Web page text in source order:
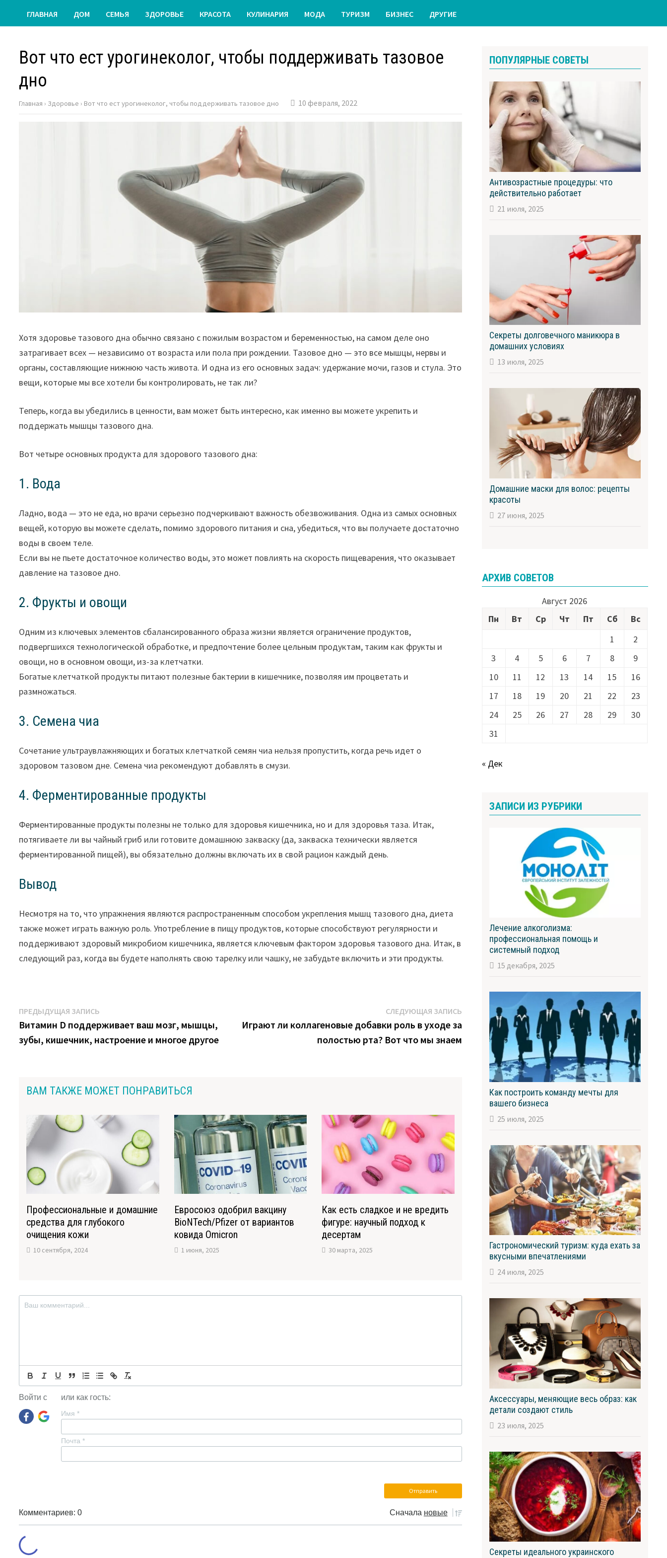
ГЛАВНАЯ ДОМ СЕМЬЯ ЗДОРОВЬЕ КРАСОТА КУЛИНАРИЯ МОДА ТУРИЗМ БИЗНЕС ДРУГИЕ
Вот что ест урогинеколог, чтобы поддерживать тазовое
дно
Главная › Здоровье › Вот что ест урогинеколог, чтобы поддерживать тазовое дно 10 февраля, 2022
Хотя здоровье тазового дна обычно связано с пожилым возрастом и беременностью, на самом деле оно
затрагивает всех — независимо от возраста или пола при рождении. Тазовое дно — это все мышцы, нервы и
органы, составляющие нижнюю часть живота. И одна из его основных задач: удержание мочи, газов и стула. Это
вещи, которые мы все хотели бы контролировать, не так ли?
Теперь, когда вы убедились в ценности, вам может быть интересно, как именно вы можете укрепить и
поддержать мышцы тазового дна.
Вот четыре основных продукта для здорового тазового дна:
1. Вода
Ладно, вода — это не еда, но врачи серьезно подчеркивают важность обезвоживания. Одна из самых основных
вещей, которую вы можете сделать, помимо здорового питания и сна, убедиться, что вы получаете достаточно
воды в своем теле.
Если вы не пьете достаточное количество воды, это может повлиять на скорость пищеварения, что оказывает
давление на тазовое дно.
2. Фрукты и овощи
Одним из ключевых элементов сбалансированного образа жизни является ограничение продуктов,
подвергшихся технологической обработке, и предпочтение более цельным продуктам, таким как фрукты и
овощи, но в основном овощи, из-за клетчатки.
Богатые клетчаткой продукты питают полезные бактерии в кишечнике, позволяя им процветать и
размножаться.
3. Семена чиа
Сочетание ультраувлажняющих и богатых клетчаткой семян чиа нельзя пропустить, когда речь идет о
здоровом тазовом дне. Семена чиа рекомендуют добавлять в смузи.
4. Ферментированные продукты
Ферментированные продукты полезны не только для здоровья кишечника, но и для здоровья таза. Итак,
потягиваете ли вы чайный гриб или готовите домашнюю закваску (да, закваска технически является
ферментированной пищей), вы обязательно должны включать их в свой рацион каждый день.
Вывод
Несмотря на то, что упражнения являются распространенным способом укрепления мышц тазового дна, диета
также может играть важную роль. Употребление в пищу продуктов, которые способствуют регулярности и
поддерживают здоровый микробиом кишечника, является ключевым фактором здоровья тазового дна. Итак, в
следующий раз, когда вы будете наполнять свою тарелку или чашку, не забудьте включить и эти продукты.
Навигация
по
записям
ПРЕДЫДУЩАЯ ЗАПИСЬ
запись:
Витамин D поддерживает ваш мозг, мышцы,
зубы, кишечник, настроение и многое другое
СЛЕДУЮЩАЯ ЗАПИСЬСледующая
запись:
Играют ли коллагеновые добавки роль в уходе за
полостью рта? Вот что мы знаем
ВАМ ТАКЖЕ МОЖЕТ ПОНРАВИТЬСЯ
Профессиональные и домашние
средства для глубокого
очищения кожи
10 сентября, 2024
Евросоюз одобрил вакцину
BioNTech/Pfizer от вариантов
ковида Omicron
1 июня, 2025
Как есть сладкое и не вредить
фигуре: научный подход к
десертам
30 марта, 2025
Войти с или как гость:
Имя *
Почта *
Комментариев: 0 Сначала новые
ПОПУЛЯРНЫЕ СОВЕТЫ
Антивозрастные процедуры: что
действительно работает
21 июля, 2025
Секреты долговечного маникюра в
домашних условиях
13 июля, 2025
Домашние маски для волос: рецепты
красоты
27 июня, 2025
АРХИВ СОВЕТОВ
Август 2026
Пн
Вт Ср Чт Пт Сб
Вс
1
2
3
4 5 6 7 8
9
10
11 12 13 14 15
16
17
18 19 20 21 22
23
24
25 26 27 28 29
30
31
« Дек
ЗАПИСИ ИЗ РУБРИКИ
Лечение алкоголизма:
профессиональная помощь и
системный подход
15 декабря, 2025
Как построить команду мечты для
вашего бизнеса
25 июля, 2025
Гастрономический туризм: куда ехать за
вкусными впечатлениями
24 июля, 2025
Аксессуары, меняющие весь образ: как
детали создают стиль
23 июля, 2025
Секреты идеального украинского